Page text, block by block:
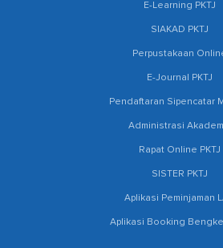
E-Learning PKTJ
SIAKAD PKTJ
Perpustakaan
E-Journal PKTJ
Pendaftaran Sipencatar
Administrasi
Rapat Online PKTJ
SISTER PKTJ
Aplikasi Peminjaman
Aplikasi Booking